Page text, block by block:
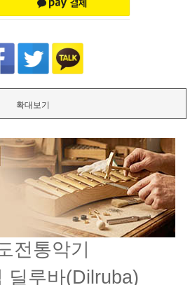
확대보기
전통악기
딜루바(Dilruba)